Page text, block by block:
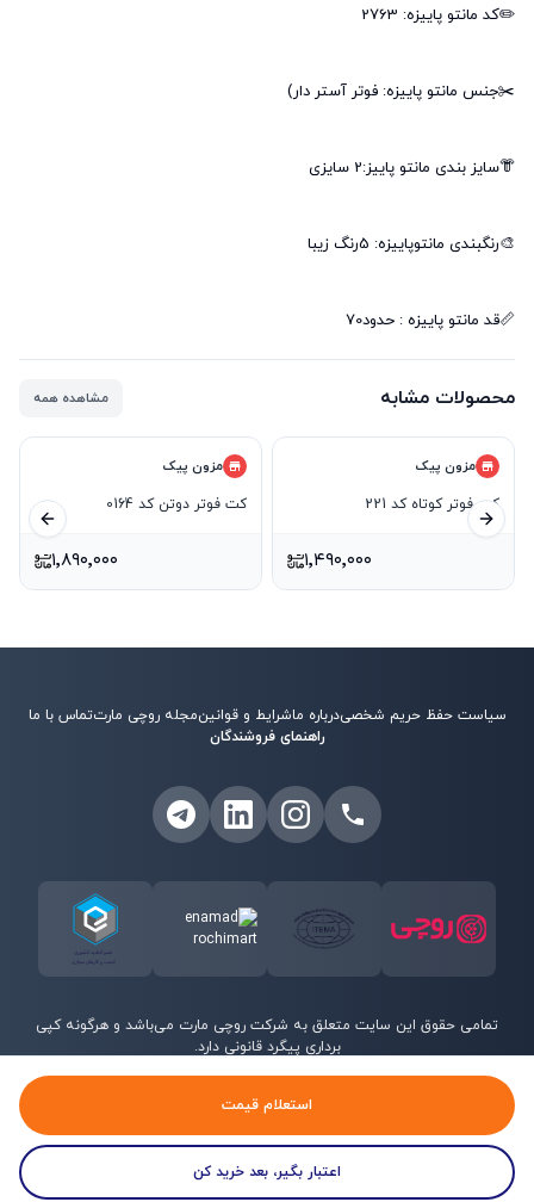
📏قد مانتو پاییزه : حدود70
محصولات مشابه مشاهده همه
مزون پیک
کت فوتر دوتن کد 0164
۱٬۸۹۰٬۰۰۰
مزون پیک
کت فوتر کوتاه کد 221
۱٬۴۹۰٬۰۰۰
اسلاید قبلی بعدی
استعلام قیمت
اعتبار بگیر، بعد خرید کن
سیاست حفظ حریم شخصیدرباره ماشرایط و قوانینمجله روچی مارتتماس با ما
راهنمای فروشندگان
تمامی حقوق این سایت متعلق به شرکت روچی مارت می‌باشد و هرگونه کپی
برداری پیگرد قانونی دارد.
©
2026روچی مارت - تمامی حقوق محفوظ است.